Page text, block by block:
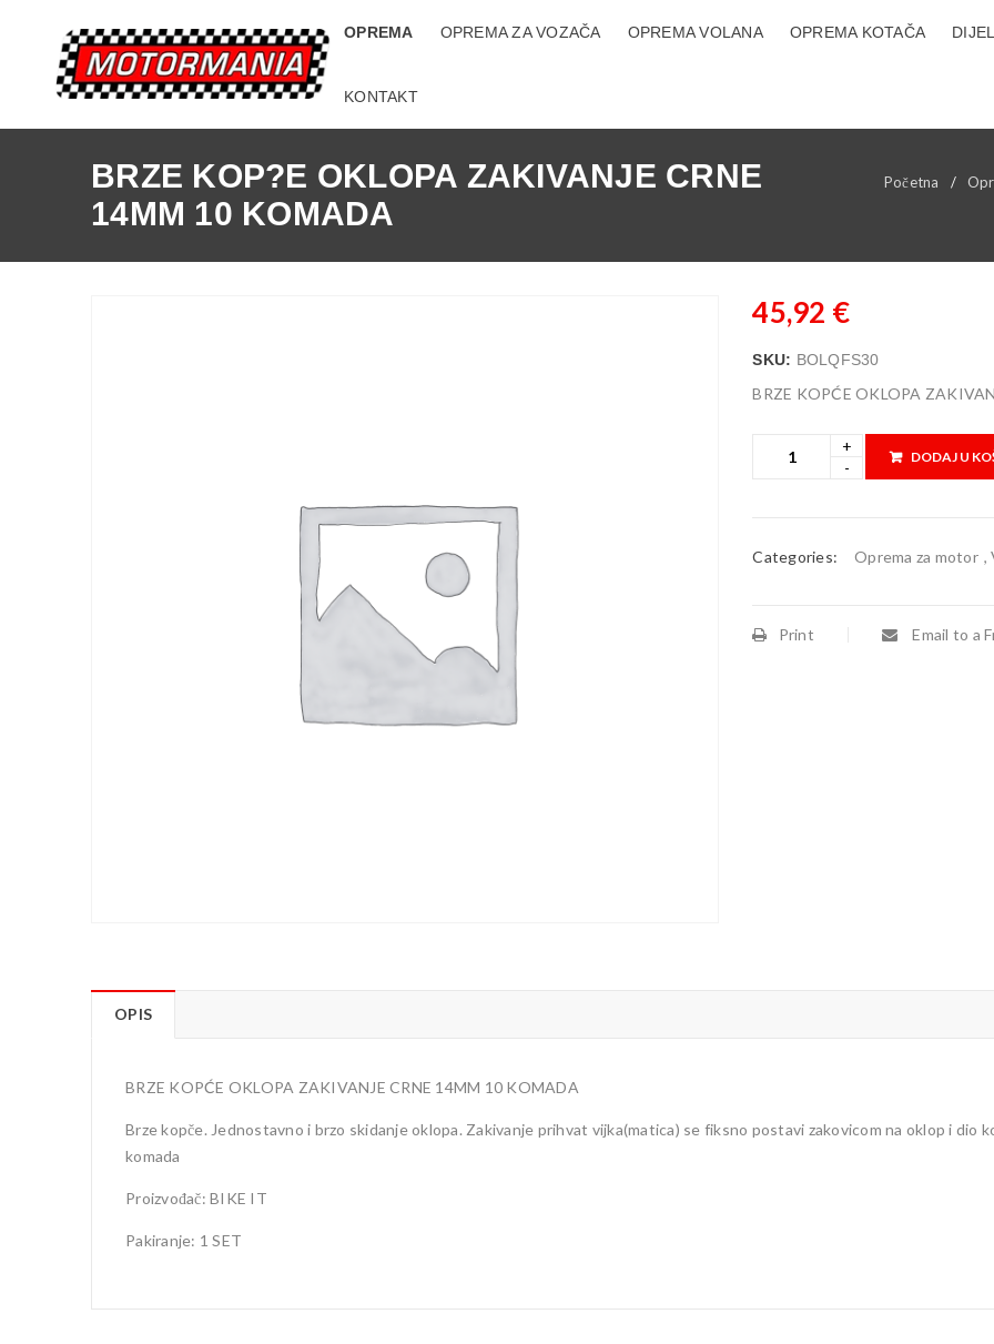
OPREMA OPREMA ZA VOZAČA OPREMA VOLANA OPREMA KOTAČA
KONTAKT
BRZE KOP?E OKLOPA ZAKIVANJE CRNE
14MM 10 KOMADA
Početna /
45,92 €
SKU: BOLQFS30
BRZE KOPĆE OKLOPA
DODAJ U
Categories: Oprema za motor ,
Print Email to a
OPIS
BRZE KOPĆE OKLOPA ZAKIVANJE CRNE 14MM 10 KOMADA
Brze kopče. Jednostavno i brzo skidanje oklopa. Zakivanje prihvat vijka(matica) se fiksno postavi zakovicom na oklop i dio
komada
Proizvođač: BIKE IT
Pakiranje: 1 SET